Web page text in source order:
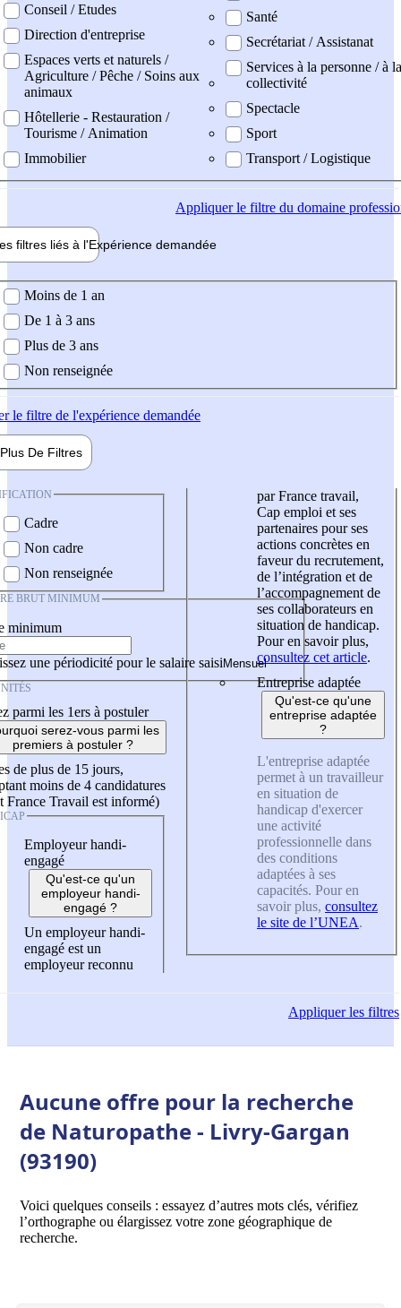
Conseil / Etudes
Direction d'entreprise
Espaces verts et naturels /
Agriculture / Pêche / Soins aux
animaux
Hôtellerie - Restauration /
Tourisme / Animation
Immobilier
Santé
Secrétariat / Assistanat
Services à la personne / à la
collectivité
Spectacle
Sport
Transport / Logistique
Appliquerle filtre du domaine
filtres liés à l'Expérience demandée
demandée
Moins de 1 an
De 1 à 3 ans
Plus de 3 ans
Non renseignée
le filtre de l'expérience demandée
Plus De Filtres
Cadre
Non cadre
Non renseignée
BRUT MINIMUM
minimum
une périodicité pour le salaire saisi
parmi les 1ers à postuler
serez-vous parmi les
premiers à postuler ?
de plus de 15 jours,
moins de 4 candidatures
France Travail est informé)
Employeur handi-
engagé
Qu'est-ce qu'un
employeur handi-
engagé ?
Un employeur handi-
engagé est un
employeur reconnu
par France travail,
Cap emploi et ses
partenaires pour ses
actions concrètes en
faveur du recrutement,
de l’intégration et de
l’accompagnement de
ses collaborateurs en
situation de handicap.
Pour en savoir plus,
consultez cet article.
Entreprise adaptée
Qu'est-ce qu'une
entreprise adaptée
?
L'entreprise adaptée
permet à un travailleur
en situation de
handicap d'exercer
une activité
professionnelle dans
des conditions
adaptées à ses
capacités. Pour en
savoir plus, consultez
le site de l’UNEA.
Appliquerles filtres
Aucune offre pour la recherche
de Naturopathe - Livry-Gargan
(93190)
Voici quelques conseils : essayez d’autres mots clés, vérifiez
l’orthographe ou élargissez votre zone géographique de
recherche.